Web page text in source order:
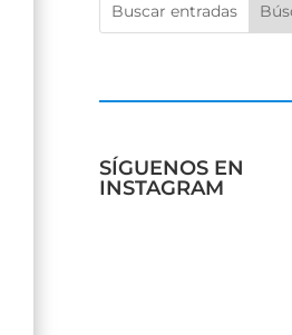
SÍGUENOS EN
INSTAGRAM